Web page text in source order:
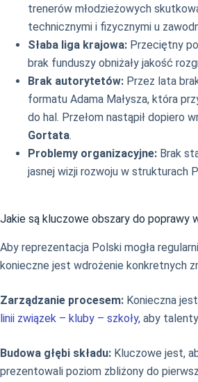
trenerów młodzieżowych
technicznymi i fizycznymi u
Słaba liga krajowa: Przeciętny
brak funduszy obniżały jakość
Brak autorytetów: Przez lata
formatu Adama Małysza, która
do hal. Przełom nastąpił dopiero
Gortata.
Problemy organizacyjne: Brak
jasnej wizji rozwoju w strukturach
Jakie są kluczowe obszary do poprawy
Aby reprezentacja Polski mogła
konieczne jest wdrożenie konkretnych
Zarządzanie procesem: Konieczna
linii związek – kluby – szkoły, aby
Budowa głębi składu: Kluczowe jest,
prezentowali poziom zbliżony do